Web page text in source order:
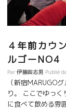
４年前カウ
ルゴーNO4
Par伊藤與志男 Publié
（新宿MARUGO
り。 ここでゆっ
に食べて飲める